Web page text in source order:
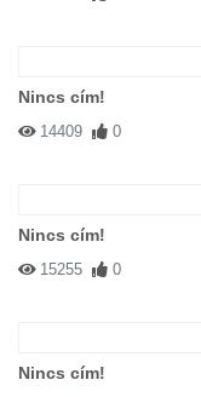
Nincs cím!
14409 0
Nincs cím!
15255 0
Nincs cím!